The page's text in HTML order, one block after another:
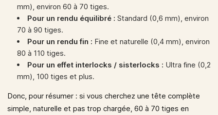
mm), environ 60 à 70 tiges.
Pour un rendu équilibré : Standard (0,6 mm), environ
70 à 90 tiges.
Pour un rendu fin : Fine et naturelle (0,4 mm), environ
80 à 110 tiges.
Pour un effet interlocks / sisterlocks : Ultra fine (0,2
mm), 100 tiges et plus.
Donc, pour résumer : si vous cherchez une tête complète
simple, naturelle et pas trop chargée, 60 à 70 tiges en